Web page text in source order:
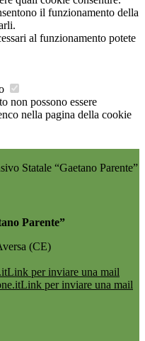
il funzionamento della
al funzionamento potete
non possono essere
nella pagina della cookie
Statale “Gaetano Parente”
Parente”
(CE)
Link per inviare una mail
Link per inviare una mail